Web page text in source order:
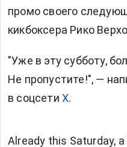
промо своего
кикбоксера Рико
"Уже в эту субботу,
Не пропустите!", —
в соцсети X.
Already this Saturday,